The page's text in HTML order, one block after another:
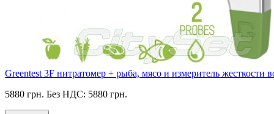
Greentest 3F нитратомер + рыба, мясо и измеритель жесткости
5880 грн. Без НДС: 5880 грн.